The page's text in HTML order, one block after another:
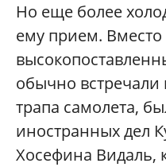
Но еще более
ему прием.
обычно встречали
трапа самолета,
иностранных дел
Хосефина Видаль,